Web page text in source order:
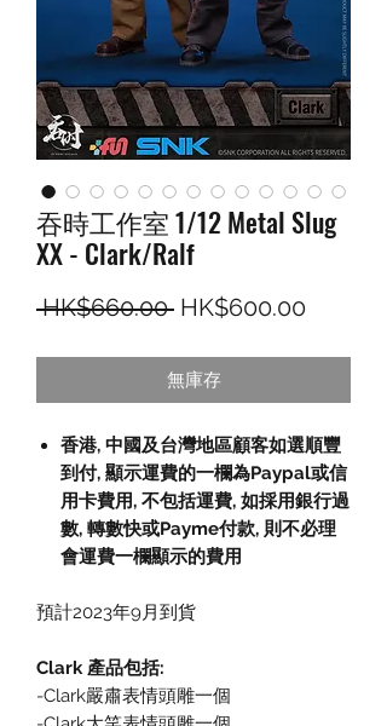
吞時工作室 1/12 Metal Slug
XX - Clark/Ralf
HK$660.00 一般價格
HK$600.00促銷價格
無庫存
香港, 中國及台灣地區顧客如選順豐
到付, 顯示運費的一欄為Paypal或信
用卡費用, 不包括運費, 如採用銀行過
數, 轉數快或Payme付款, 則不必理
會運費一欄顯示的費用
預計2023年9月到貨
Clark 產品包括:
-Clark嚴肅表情頭雕一個